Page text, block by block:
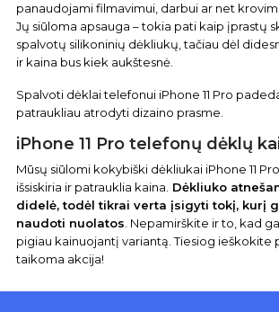
panaudojami filmavimui, darbui ar net
Jų siūloma apsauga – tokia pati kaip įprastų
spalvotų silikoninių dėkliukų, tačiau dėl
ir kaina bus kiek aukštesnė.
Spalvoti dėklai telefonui iPhone 11 Pro
patraukliau atrodyti dizaino prasme.
iPhone 11 Pro telefonų dėklų
Mūsų siūlomi kokybiški dėkliukai iPhone 11
išsiskiria ir patrauklia kaina. Dėkliuko
didelė, todėl tikrai verta įsigyti tokį, kurį
naudoti nuolatos . Nepamirškite ir to, kad
pigiau kainuojantį variantą. Tiesiog ieškokite
taikoma akcija!